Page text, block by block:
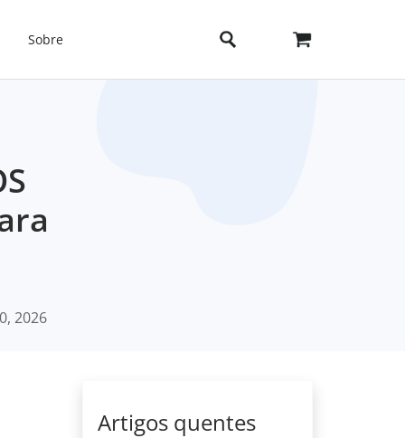
Sobre
2026
Artigos quentes